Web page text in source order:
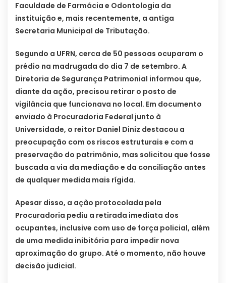
Faculdade de Farmácia e Odontologia da
instituição e, mais recentemente, a antiga
Secretaria Municipal de Tributação.
Segundo a UFRN, cerca de 50 pessoas ocuparam o
prédio na madrugada do dia 7 de setembro. A
Diretoria de Segurança Patrimonial informou que,
diante da ação, precisou retirar o posto de
vigilância que funcionava no local. Em documento
enviado à Procuradoria Federal junto à
Universidade, o reitor Daniel Diniz destacou a
preocupação com os riscos estruturais e com a
preservação do patrimônio, mas solicitou que fosse
buscada a via da mediação e da conciliação antes
de qualquer medida mais rígida.
Apesar disso, a ação protocolada pela
Procuradoria pediu a retirada imediata dos
ocupantes, inclusive com uso de força policial, além
de uma medida inibitória para impedir nova
aproximação do grupo. Até o momento, não houve
decisão judicial.